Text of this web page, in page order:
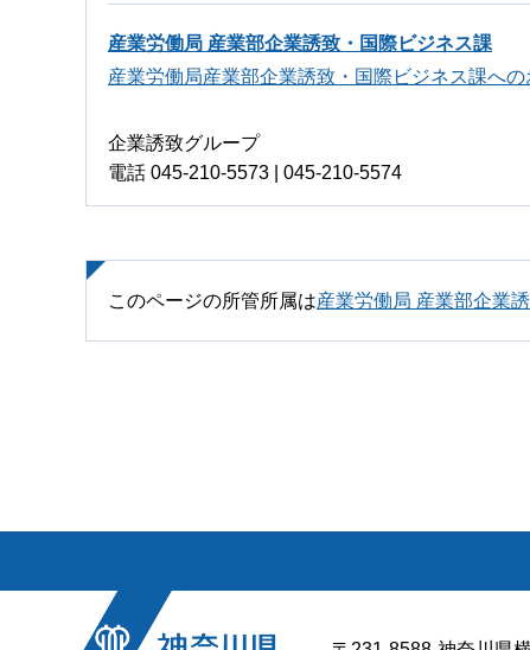
産業労働局 産業部企業誘致・国際ビジネス課
産業労働局産業部企業誘致・国際ビジネス課へ
企業誘致グループ
電話 045-210-5573 | 045-210-5574
このページの所管所属は産業労働局 産業部企業